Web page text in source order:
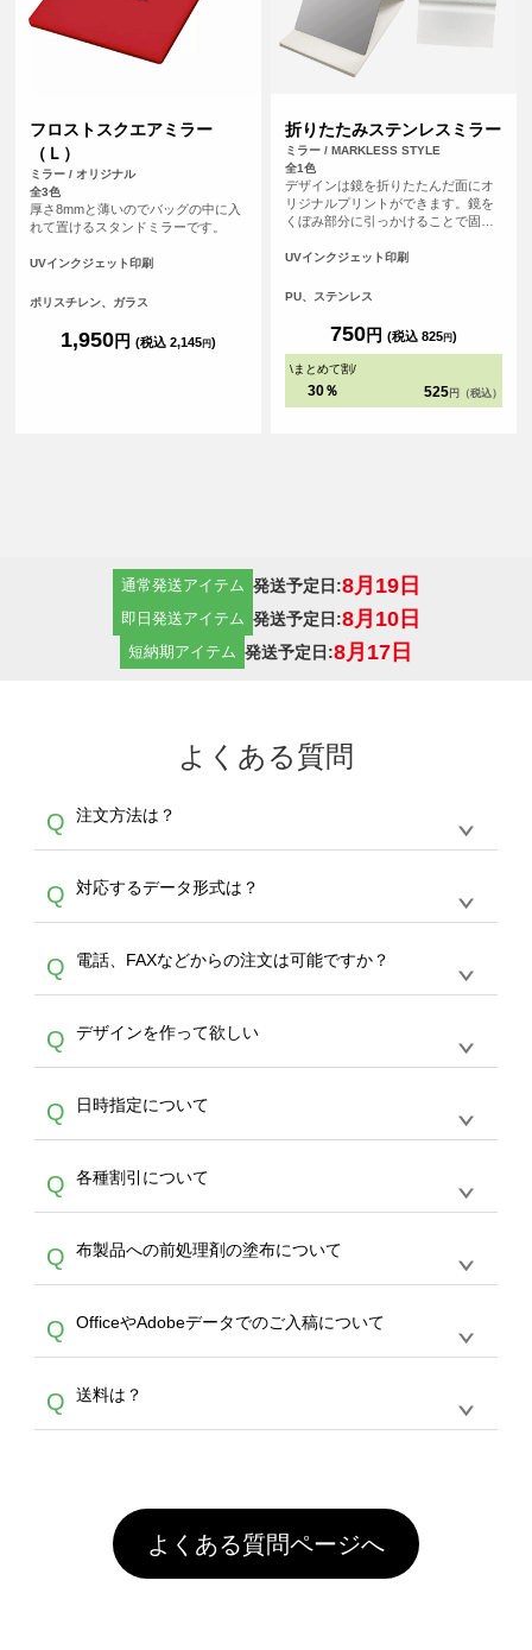
フロストスクエアミラー
（Ｌ）
ミラー / オリジナル
全3色
厚さ8mmと薄いのでバッグの中に入
れて置けるスタンドミラーです。
UVインクジェット印刷
ポリスチレン、ガラス
1,950円 (税込 2,145円)
折りたたみステンレスミラー
ミラー / MARKLESS STYLE
全1色
デザインは鏡を折りたたんだ面にオ
リジナルプリントができます。鏡を
くぼみ部分に引っかけることで固定
も可能です。ガラス製の鏡と比較
ない素材がポイントです。
UVインクジェット印刷
PU、ステンレス
750円 (税込 825円)
\まとめて割/
30％ 525 円（税込）
通常発送アイテム 発送予定日:8月19日
即日発送アイテム 発送予定日:8月10日
短納期アイテム 発送予定日:8月17日
よくある質問
Q 注文方法は？
A
生産にて承っております。デザインツールから
デザインの作成から決済まで完了できます。
30枚以上やシルク印刷など、大口注文の場合
は、サポートが担当するエコバッグコンシェル
やタンブラーコンシェルをご利用ください。製
作する数量が多ければ多いほど、オンデマンド
サービスよりも低価格で製作することが可能で
す。
Q 対応するデータ形式は？
A
ドできるデータ形式は、JPG / PNG / AI / PSD /
PDF 形式になります。データの最大サイズ
写真などもアップロード可能です。使用できな
い画像はエラーになります。（※ Illustratorか
らの直接入稿には対応していません。AIで保存
し、デザインツールからアップロードして下さ
い）
Q 電話、FAXなどからの注文は可能ですか？
A
文のみ受け付けております。30個以上のご製
作をお考えの方は、サポートが担当するエコバ
スをご利用頂ければ、電話やFAX、メールなど
でご注文が可能です。
Q デザインを作って欲しい
A
を作って欲しい。などの場合は、製作数量が
30個以上であれば、サポート担当が、デザイ
バッグコンシェル
サー
ビスをご利用ください。(※ 30個以下の場合
は、デザインツールをご利用ください)
Q 日時指定について
A
ん。発送後18時以降に配送業者・伝票番号を
メールでお知らせいたしますので、直接配送業
者にご連絡いただき調整をお願い致します。
Q 各種割引について
A
カート内で自動的に割引(最大50%)が適用され
ます。 【付与ポイント】購入金額の1％が1ポ
イントとして付与され、次回ご注文時に1ポイ
ント＝1円としてお使いいただけます。ポイン
トは発送完了の翌日に付与され、次回ご注文時
からご利用頂けます。ポイントの有効期限は一
年間です。【会員ランク】過去10カ月のご注
文回数により会員ランク割引(最大5%)が適用
頂いても、ログインがされていなければ、ラン
クにカウントがされません。
Q 布製品への前処理剤の塗布について
A
意点（前処理剤）】カラー生地（Tシャツのホ
ワイト、トートバッグのナチュラル、ホワイト
といって、プリントを定着させるための処理剤
を塗布しており、短納期・低価格で商品をお届
害な性質で、水洗いで落とすことが可能です。
お手数ですが、お客様ご自身にて着用前に落と
していただけますようお願いいたします。※1
通常注文・直送機能でのご注文に関わらず、前
Q OfficeやAdobeデータでのご入稿について
A
ません。いずれのデータも該当デザインのみ画
像(JPEG,PNG,GIF,PDF)に変換、またはAdobe
Q 送料は？
引」などによるお値引きで4,000円未満になる
場合は送料がかかりますので、ご注意くださ
い。
よくある質問ページへ